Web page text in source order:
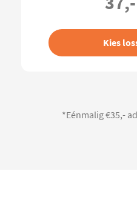
Kies
*Eénmalig €35,-